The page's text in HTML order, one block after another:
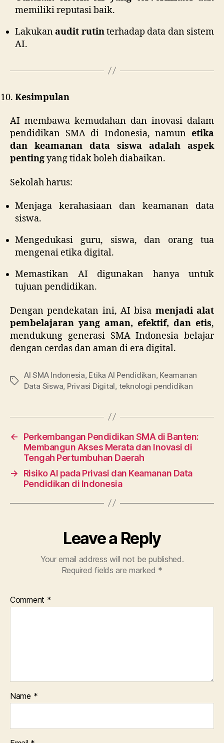
memiliki reputasi baik.
Lakukanaudit rutinterhadap data dan sistem
AI.
Kesimpulan
AI membawa kemudahan dan inovasi dalam
pendidikan SMA di Indonesia, namun etika
dan keamanan data siswa adalah aspek
pentingyang tidak boleh diabaikan.
Sekolah harus:
Menjaga kerahasiaan dan keamanan data
siswa.
Mengedukasi guru, siswa, dan orang tua
mengenai etika digital.
Memastikan AI digunakan hanya untuk
tujuan pendidikan.
Dengan pendekatan ini, AI bisa menjadi alat
pembelajaran yang aman, efektif, dan etis,
mendukung generasi SMA Indonesia belajar
dengan cerdas dan aman di era digital.
Tags
AI SMA Indonesia Etika AI Pendidikan Keamanan
Data Siswa Privasi Digital teknologi pendidikan
←
Perkembangan Pendidikan SMA di Banten:
Membangun Akses Merata dan Inovasi di
Tengah Pertumbuhan Daerah
→
Risiko AI pada Privasi dan Keamanan Data
Pendidikan di Indonesia
Leave a Reply
Your email address will not be published.
Required fields are marked *
Comment *
Name *